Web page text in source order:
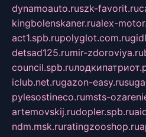
dynamoauto.ruszk-favorit.ru
kingbolenskaner.rualex-
act1.spb.rupolyglot.com.ru
detsad125.rumir-zdoroviya.ru
council.spb.ru
iclub.net.rugazon-easy.ru
pylesostineco.rumsts-
artemovskij.rudopler.spb.ru
ndm.msk.ruratingzooshop.ru